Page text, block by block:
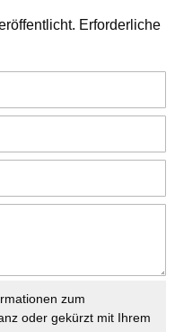
Erforderliche
zum
oder gekürzt mit Ihrem